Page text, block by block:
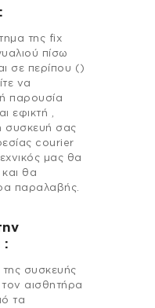
της fix
πίσω
σε περίπου ()
να
παρουσία
εφικτή ,
συσκευή σας
courier
μας θα
θα
παραλαβής.
:
της συσκευής
αισθητήρα
τα